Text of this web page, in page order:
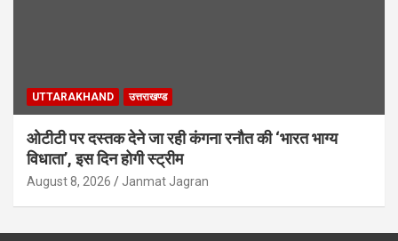
UTTARAKHAND उत्तराखण्ड
ओटीटी पर दस्तक देने जा रही कंगना रनौत की ‘भारत भाग्य
विधाता’, इस दिन होगी स्ट्रीम
August 8, 2026 Janmat Jagran